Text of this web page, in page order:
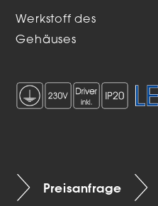
Werkstoff des
Gehäuses
Preisanfrage